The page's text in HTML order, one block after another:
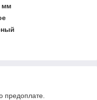
мм
предоплате.